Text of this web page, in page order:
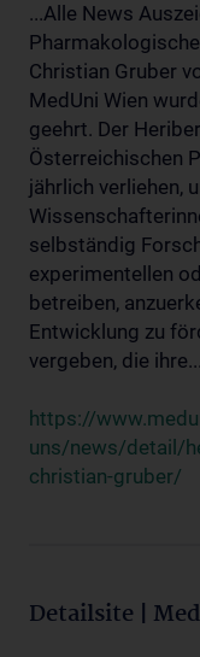
...Alle News
Christian Gruber
MedUni Wien
geehrt. Der
Österreichischen
jährlich verliehen,
selbständig
experimentellen
betreiben,
Entwicklung zu
vergeben, die ihre...
https://
uns/news/detail/
christian-gruber/
Detailsite |